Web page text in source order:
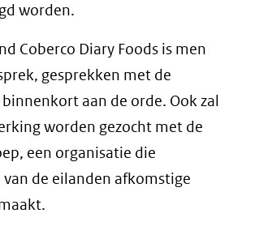
worden.
Coberco Diary Foods is men
gesprekken met de
aan de orde. Ook zal
worden gezocht met de
een organisatie die
de eilanden afkomstige